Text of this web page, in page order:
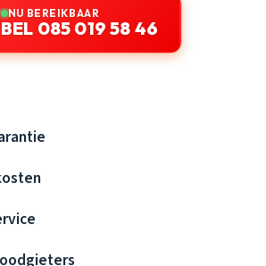
NU BEREIKBAAR
BEL 085 019 58 46